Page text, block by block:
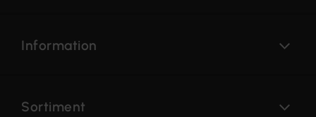
Information
Sortiment